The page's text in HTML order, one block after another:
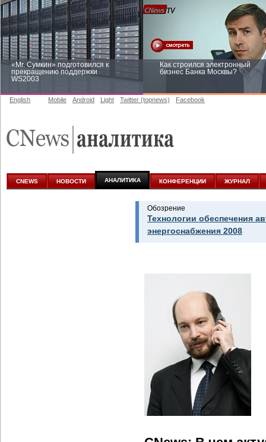
«Mr. Сумкин» подготовился к
прекращению поддержки
WS2003
Как строился электронный
бизнес Банка Москвы?
аналитике
English Mobile Android Light Twitter (topnews) Facebook
CNEWS НОВОСТИ АНАЛИТИКА КОНФЕРЕНЦИИ ЖУРНАЛ
Обозрение
Технологии обеспечения
энергоснабжения 2008